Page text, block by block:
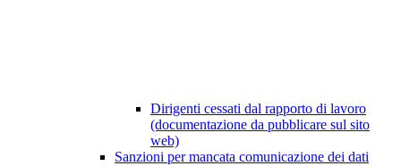
Dirigenti cessati dal rapporto di lavoro
(documentazione da pubblicare sul sito
web)
Sanzioni per mancata comunicazione dei dati